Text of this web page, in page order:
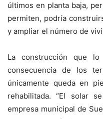
últimos en planta baja,
permiten, podría
y ampliar el número de
La construcción que lo
consecuencia de los
únicamente queda en
rehabilitada. “El solar
empresa municipal de